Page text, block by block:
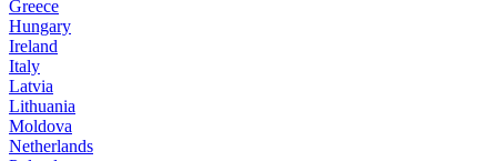
Greece
Hungary
Ireland
Italy
Latvia
Lithuania
Moldova
Netherlands